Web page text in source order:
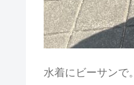
水着にビーサンで。